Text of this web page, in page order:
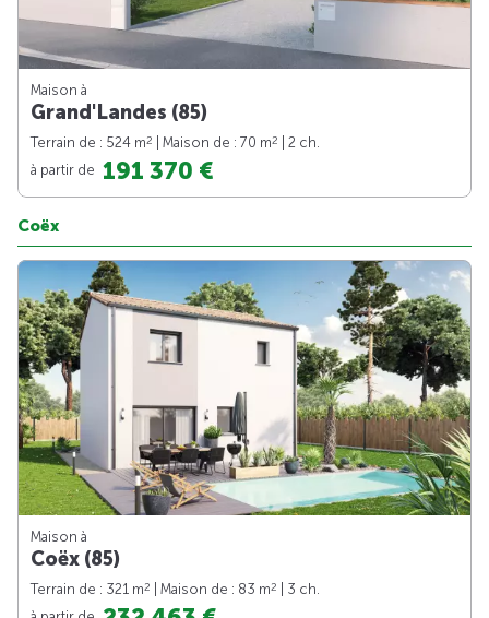
Maison à
Grand'Landes (85)
Terrain de : 524 m2 | Maison de : 70 m2
| 2 ch.
à partir de 191 370 €
Coëx
Maison à
Coëx (85)
Terrain de : 321 m2 | Maison de : 83 m2
| 3 ch.